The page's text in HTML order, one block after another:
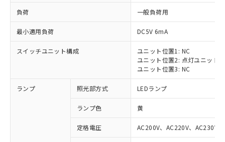
負荷 一般負荷用
最小適用負荷 DC5V 6mA
スイッチユニット構成
ユニット位置1: NC
ユニット位置2: 点灯ユニット
ユニット位置3: NC
ランプ 照光部方式 LEDランプ
ランプ色 黄
定格電圧 AC200V、AC220V、AC230V